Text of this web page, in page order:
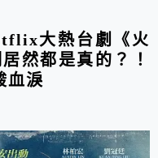
大熱台劇《火
然都是真的？！
血淚